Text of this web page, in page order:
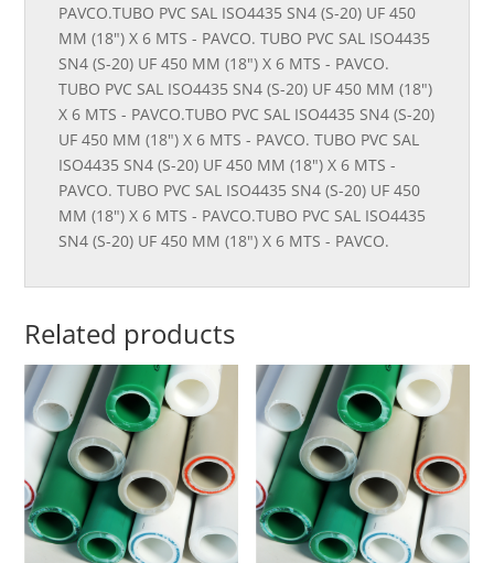
PAVCO.TUBO PVC SAL ISO4435 SN4 (S-20) UF 450
MM (18") X 6 MTS - PAVCO. TUBO PVC SAL ISO4435
SN4 (S-20) UF 450 MM (18") X 6 MTS - PAVCO.
TUBO PVC SAL ISO4435 SN4 (S-20) UF 450 MM (18")
X 6 MTS - PAVCO.TUBO PVC SAL ISO4435 SN4 (S-20)
UF 450 MM (18") X 6 MTS - PAVCO. TUBO PVC SAL
ISO4435 SN4 (S-20) UF 450 MM (18") X 6 MTS -
PAVCO. TUBO PVC SAL ISO4435 SN4 (S-20) UF 450
MM (18") X 6 MTS - PAVCO.TUBO PVC SAL ISO4435
SN4 (S-20) UF 450 MM (18") X 6 MTS - PAVCO.
Related products